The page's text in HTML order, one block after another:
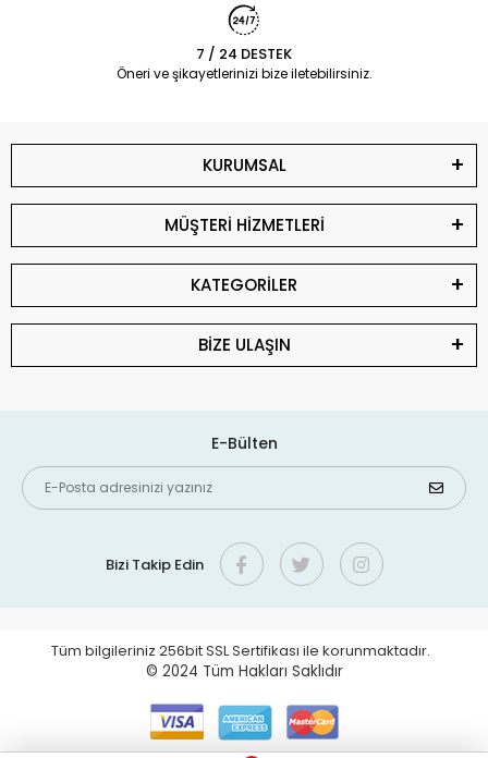
7 / 24 DESTEK
Öneri ve şikayetlerinizi bize iletebilirsiniz.
KURUMSAL
MÜŞTERİ HİZMETLERİ
KATEGORİLER
BİZE ULAŞIN
E-Bülten
Bizi Takip Edin
Tüm bilgileriniz 256bit SSL Sertifikası ile korunmaktadır.
© 2024 Tüm Hakları Saklıdır